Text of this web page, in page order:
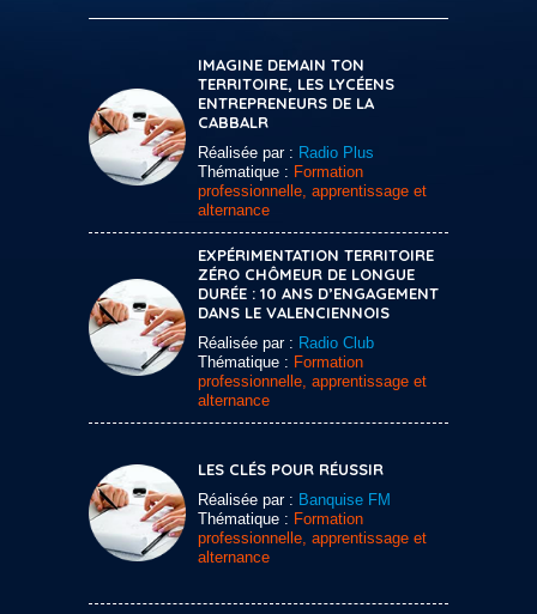
IMAGINE DEMAIN TON
TERRITOIRE, LES LYCÉENS
ENTREPRENEURS DE LA
CABBALR
Réalisée par : Radio Plus
Thématique : Formation
professionnelle, apprentissage et
alternance
EXPÉRIMENTATION TERRITOIRE
ZÉRO CHÔMEUR DE LONGUE
DURÉE : 10 ANS D’ENGAGEMENT
DANS LE VALENCIENNOIS
Réalisée par : Radio Club
Thématique : Formation
professionnelle, apprentissage et
alternance
LES CLÉS POUR RÉUSSIR
Réalisée par : Banquise FM
Thématique : Formation
professionnelle, apprentissage et
alternance